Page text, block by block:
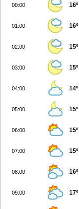
00:00 16º
01:00 16º
02:00 15º
03:00 15º
04:00 14º
05:00 15º
06:00 15º
07:00 15º
08:00 16º
09:00 17º